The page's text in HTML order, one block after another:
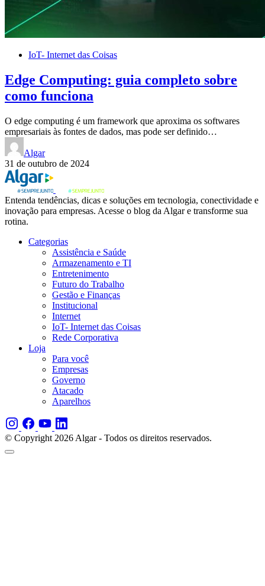
IoT- Internet das Coisas
Edge Computing: guia completo sobre
como funciona
O edge computing é um framework que aproxima os softwares
empresariais às fontes de dados, mas pode ser definido…
Algar
31 de outubro de 2024
Entenda tendências, dicas e soluções em tecnologia, conectividade e
inovação para empresas. Acesse o blog da Algar e transforme sua
rotina.
Categorias
Assistência e Saúde
Armazenamento e TI
Entretenimento
Futuro do Trabalho
Gestão e Finanças
Institucional
Internet
IoT- Internet das Coisas
Rede Corporativa
Loja
Para você
Empresas
Governo
Atacado
Aparelhos
© Copyright 2026 Algar - Todos os direitos reservados.